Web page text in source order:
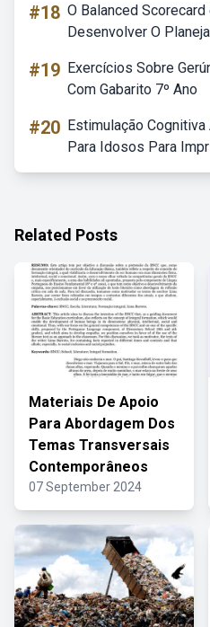
#18 O Balanced
Desenvolver O
#19 Exercícios Sobre
Com Gabarito 7º Ano
#20 Estimulação
Para Idosos Para
Related Posts
Materiais De Apoio
Para Abordagem Dos
Temas Transversais
Contemporâneos
07 September 2024